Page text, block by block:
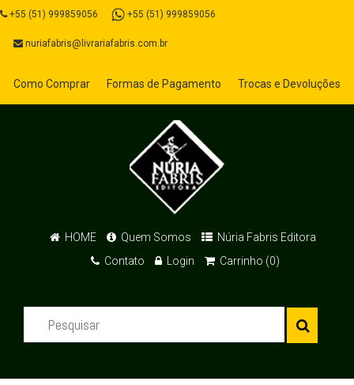
+55 (51) 999859056 +55 (51) 999859056
nuriafabris@livrariafabris.com.br
Como Comprar Formas de Pagamento Trocas e Devoluções
HOME Quem Somos
Núria Fabris Editora
Contato
Login Carrinho (0)